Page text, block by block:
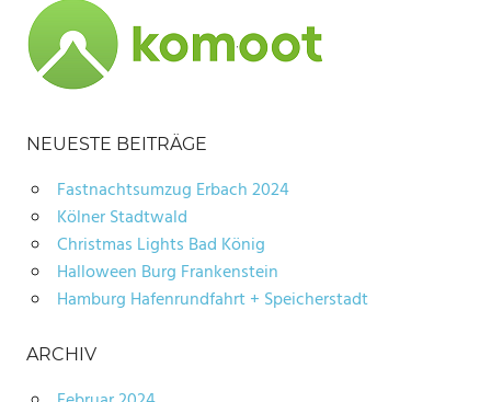
NEUESTE BEITRÄGE
Fastnachtsumzug Erbach 2024
Kölner Stadtwald
Christmas Lights Bad König
Halloween Burg Frankenstein
Hamburg Hafenrundfahrt + Speicherstadt
ARCHIV